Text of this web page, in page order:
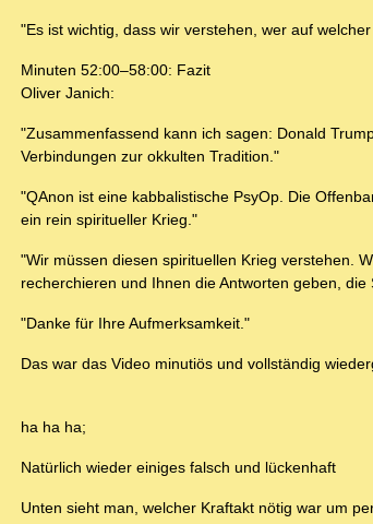
"Es ist wichtig, dass wir verstehen, wer auf
Minuten 52:00–58:00: Fazit
Oliver Janich:
"Zusammenfassend kann ich sagen: Donald
Verbindungen zur okkulten Tradition."
"QAnon ist eine kabbalistische PsyOp. Die
ein rein spiritueller Krieg."
"Wir müssen diesen spirituellen Krieg verstehen.
recherchieren und Ihnen die Antworten geben, die
"Danke für Ihre Aufmerksamkeit."
Das war das Video minutiös und vollständig
ha ha ha;
Natürlich wieder einiges falsch und lückenhaft
Unten sieht man, welcher Kraftakt nötig war um